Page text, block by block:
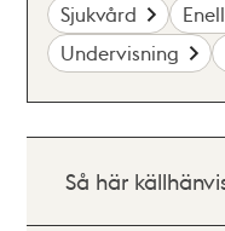
Sjukvård
Undervisning
Så här